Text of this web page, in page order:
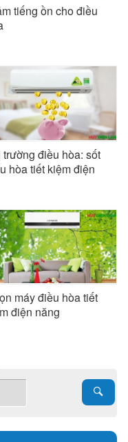
tiếng ồn cho điều
trường điều hòa: sốt
hòa tiết kiệm điện
máy điều hòa tiết
điện năng